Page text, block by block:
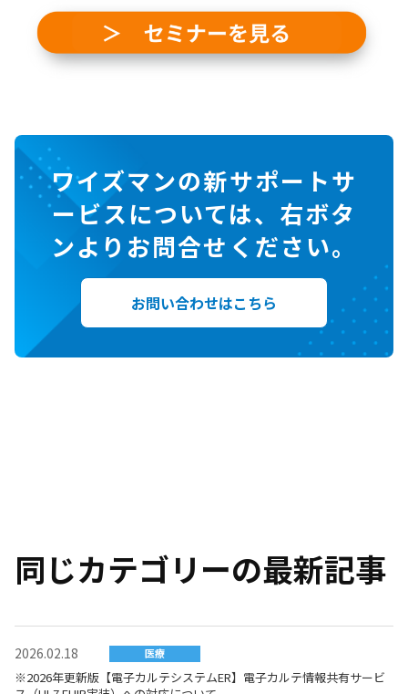
ワイズマンの新サポートサ
ービスについては、右ボタ
ンよりお問合せください。
お問い合わせはこちら
同じカテゴリーの最新記事
2026.02.18 医療
※2026年更新版【電子カルテシステムER】電子カルテ情報共有サービ